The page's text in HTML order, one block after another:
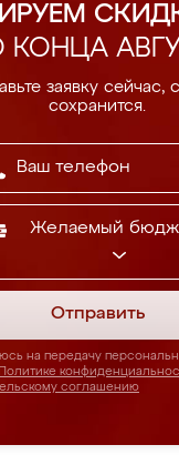
КОНЦА
заявку сейчас,
сохранится.
Желаемый
Отправить
на передачу
Политике
соглашению